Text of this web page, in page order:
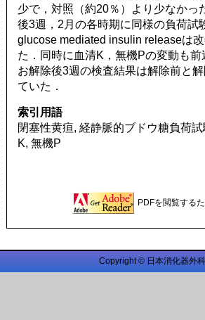
少で，対照（約20％）より少なか
後3週，2月の各時期に同様の負荷試
glucose mediated insulin releaseは
た．同時に血清K，無機Pの変動も
お解除後3週の検査結果は解除前と
ていた．
索引用語
閉塞性黄疸, 経静脈的ブドウ糖負荷
K, 無機P
PDFを閲覧する
Copyright © 日本消化器外